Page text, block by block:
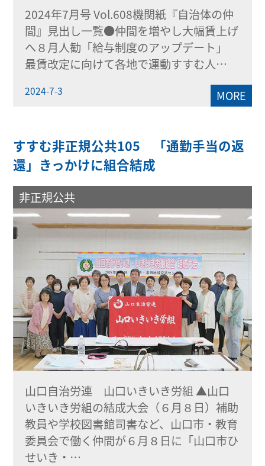
2024年7月号 Vol.608機関紙『自治体の仲
間』見出し一覧●仲間を増やし大幅賃上げ
へ８月人勧「給与制度のアップデート」
最賃改定に向けて各地で運動すすむ人…
2024-7-3 MORE
すすむ非正規公共105 「通勤手当の返
還」きっかけに組合結成
非正規公共
山口自治労連 山口いきいき労組 ▲山口
いきいき労組の結成大会（６月８日）補助
教員や学校図書館司書など、山口市・教育
委員会で働く仲間が６月８日に「山口市ひ
せいき・…